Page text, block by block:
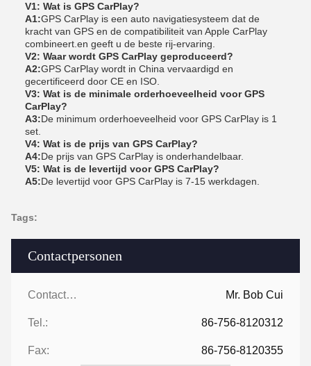
Contactpersonen
Contactpersonen: Mr. Bob Cui
Tel.: 86-756-8120312
Fax: 86-756-8120355
V1: Wat is GPS CarPlay?
A1:GPS CarPlay is een auto navigatiesysteem dat de
kracht van GPS en de compatibiliteit van Apple CarPlay
combineert.en geeft u de beste rij-ervaring.
V2: Waar wordt GPS CarPlay geproduceerd?
A2:GPS CarPlay wordt in China vervaardigd en
gecertificeerd door CE en ISO.
V3: Wat is de minimale orderhoeveelheid voor GPS
CarPlay?
A3:De minimum orderhoeveelheid voor GPS CarPlay is 1
set.
V4: Wat is de prijs van GPS CarPlay?
A4:De prijs van GPS CarPlay is onderhandelbaar.
V5: Wat is de levertijd voor GPS CarPlay?
A5:De levertijd voor GPS CarPlay is 7-15 werkdagen.
Tags: